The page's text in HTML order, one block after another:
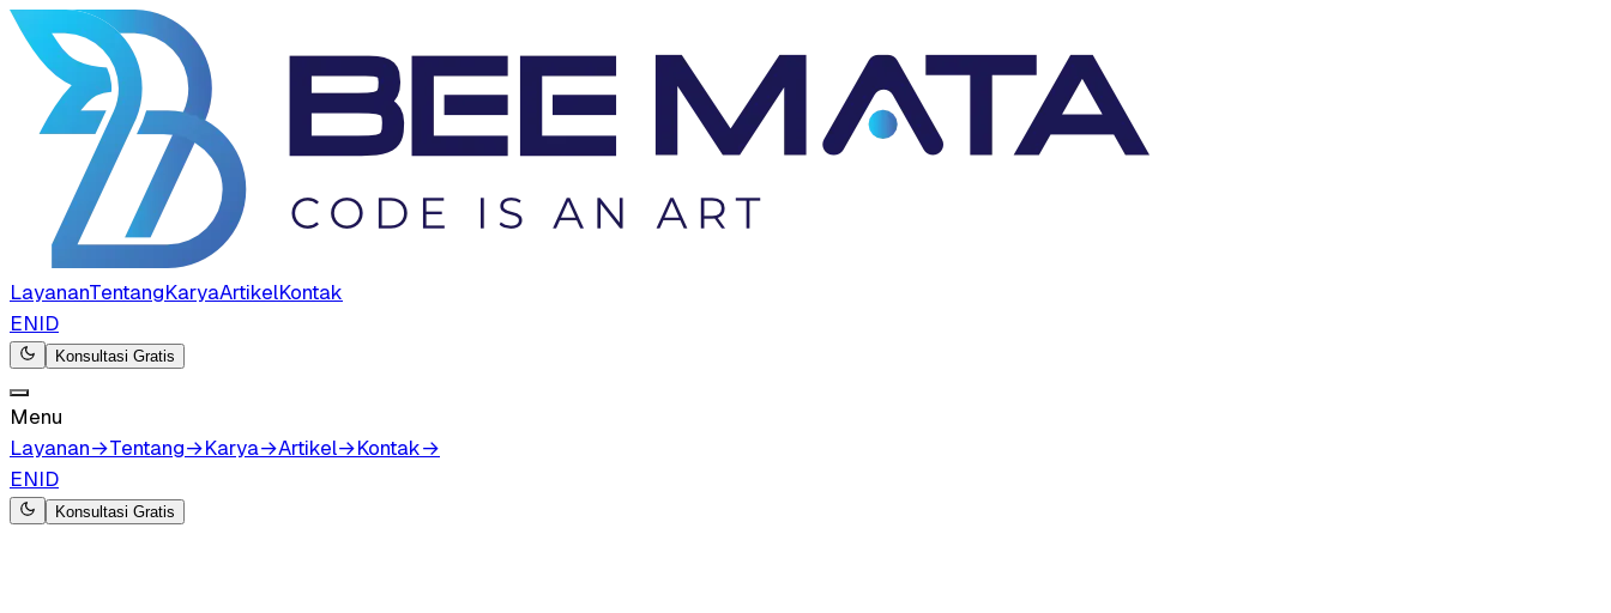
LayananTentangKaryaArtikelKontak
ENID
Konsultasi Gratis
Menu
Layanan→Tentang→Karya→Artikel→Kontak→
ENID
Konsultasi Gratis